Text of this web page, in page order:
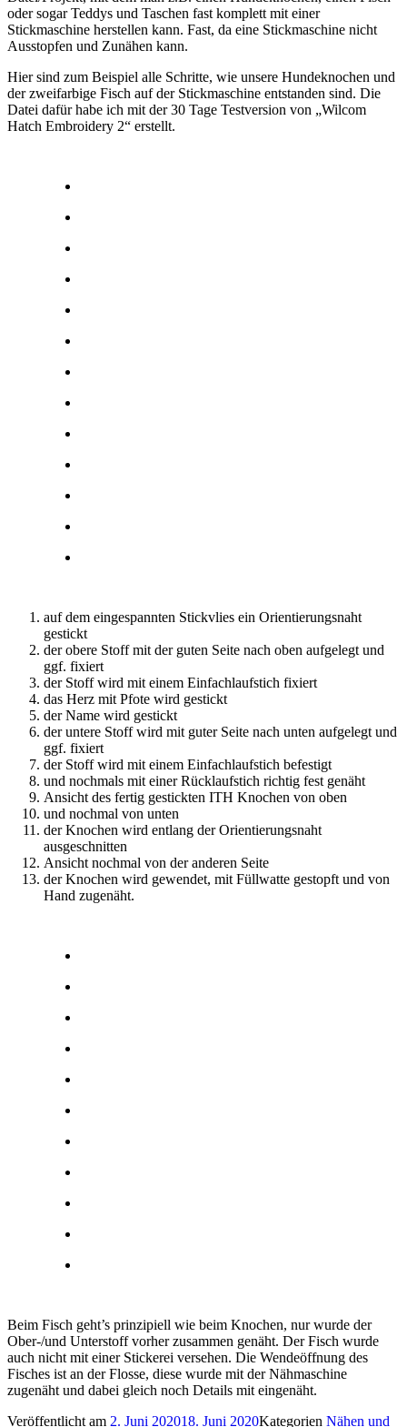
oder sogar Teddys und Taschen fast komplett mit einer
Stickmaschine herstellen kann. Fast, da eine Stickmaschine nicht
Ausstopfen und Zunähen kann.
Hier sind zum Beispiel alle Schritte, wie unsere Hundeknochen und
der zweifarbige Fisch auf der Stickmaschine entstanden sind. Die
Datei dafür habe ich mit der 30 Tage Testversion von „Wilcom
Hatch Embroidery 2“ erstellt.
auf dem eingespannten Stickvlies ein Orientierungsnaht
gestickt
der obere Stoff mit der guten Seite nach oben aufgelegt und
ggf. fixiert
der Stoff wird mit einem Einfachlaufstich fixiert
das Herz mit Pfote wird gestickt
der Name wird gestickt
der untere Stoff wird mit guter Seite nach unten aufgelegt und
ggf. fixiert
der Stoff wird mit einem Einfachlaufstich befestigt
und nochmals mit einer Rücklaufstich richtig fest genäht
Ansicht des fertig gestickten ITH Knochen von oben
und nochmal von unten
der Knochen wird entlang der Orientierungsnaht
ausgeschnitten
Ansicht nochmal von der anderen Seite
der Knochen wird gewendet, mit Füllwatte gestopft und von
Hand zugenäht.
Beim Fisch geht’s prinzipiell wie beim Knochen, nur wurde der
Ober-/und Unterstoff vorher zusammen genäht. Der Fisch wurde
auch nicht mit einer Stickerei versehen. Die Wendeöffnung des
Fisches ist an der Flosse, diese wurde mit der Nähmaschine
zugenäht und dabei gleich noch Details mit eingenäht.
Veröffentlicht am 2. Juni 202018. Juni 2020Kategorien Nähen und